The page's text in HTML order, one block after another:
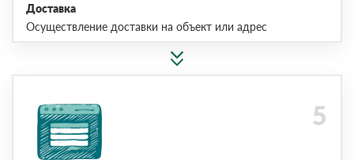
Доставка
Осуществление доставки на объект или адрес